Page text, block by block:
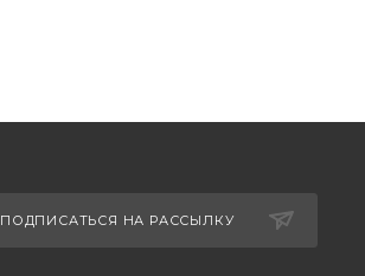
ПОДПИСАТЬСЯ НА РАССЫЛКУ